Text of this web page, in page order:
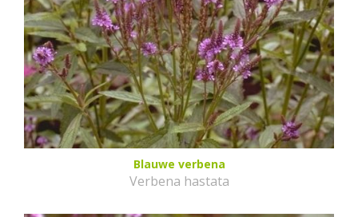
Blauwe verbena
Verbena hastata